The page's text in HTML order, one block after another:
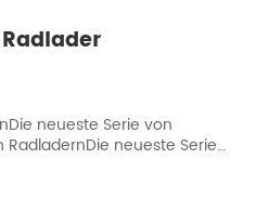
neueste Serie von
neueste Serie